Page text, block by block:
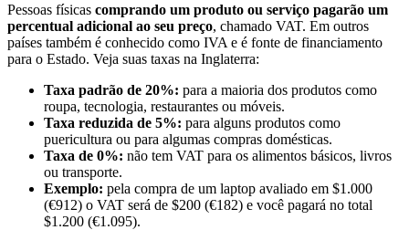
Pessoas físicas comprando um produto ou serviço pagarão um
percentual adicional ao seu preço, chamado VAT. Em outros
países também é conhecido como IVA e é fonte de financiamento
para o Estado. Veja suas taxas na Inglaterra:
Taxa padrão de 20%: para a maioria dos produtos como
roupa, tecnologia, restaurantes ou móveis.
Taxa reduzida de 5%: para alguns produtos como
puericultura ou para algumas compras domésticas.
Taxa de 0%: não tem VAT para os alimentos básicos, livros
ou transporte.
Exemplo: pela compra de um laptop avaliado em $1.000
(€912) o VAT será de $200 (€182) e você pagará no total
$1.200 (€1.095).